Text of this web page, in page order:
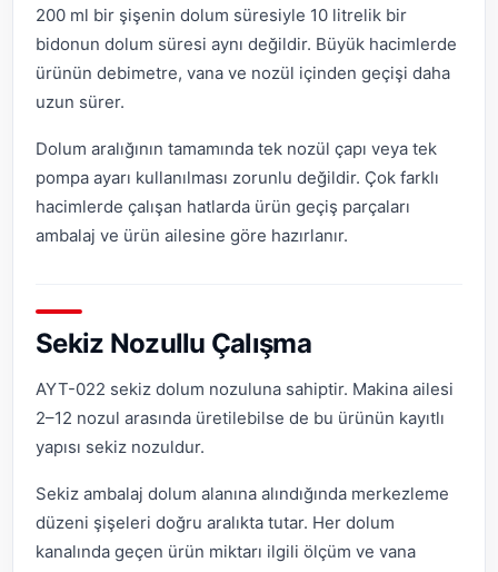
200 ml bir şişenin dolum süresiyle 10 litrelik bir
bidonun dolum süresi aynı değildir. Büyük hacimlerde
ürünün debimetre, vana ve nozül içinden geçişi daha
uzun sürer.
Dolum aralığının tamamında tek nozül çapı veya tek
pompa ayarı kullanılması zorunlu değildir. Çok farklı
hacimlerde çalışan hatlarda ürün geçiş parçaları
ambalaj ve ürün ailesine göre hazırlanır.
Sekiz Nozullu Çalışma
AYT-022 sekiz dolum nozuluna sahiptir. Makina ailesi
2–12 nozul arasında üretilebilse de bu ürünün kayıtlı
yapısı sekiz nozuldur.
Sekiz ambalaj dolum alanına alındığında merkezleme
düzeni şişeleri doğru aralıkta tutar. Her dolum
kanalında geçen ürün miktarı ilgili ölçüm ve vana